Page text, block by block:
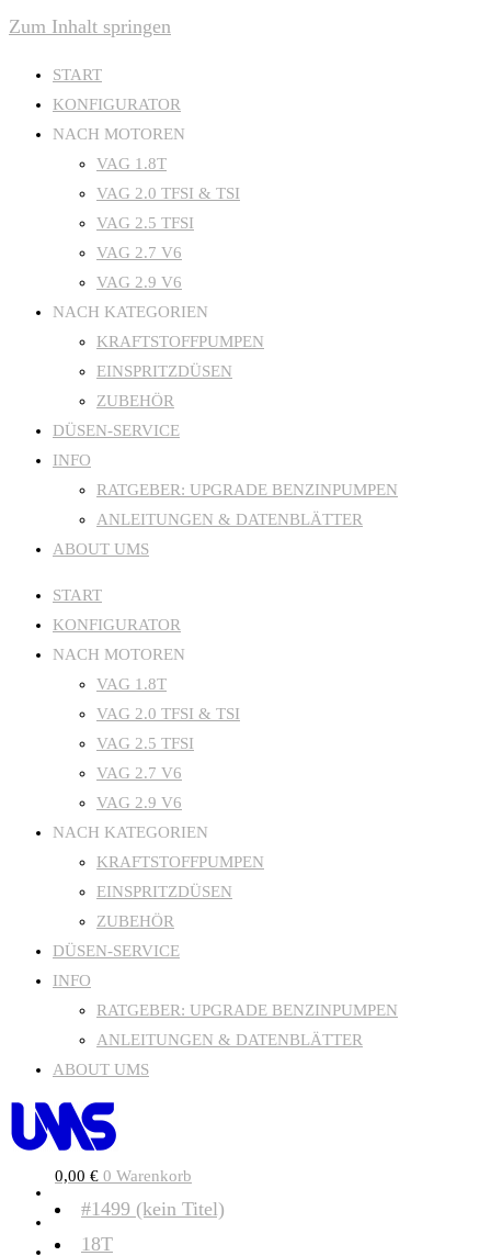
Zum Inhalt springen
START
KONFIGURATOR
NACH MOTOREN
VAG 1.8T
VAG 2.0 TFSI & TSI
VAG 2.5 TFSI
VAG 2.7 V6
VAG 2.9 V6
NACH KATEGORIEN
KRAFTSTOFFPUMPEN
EINSPRITZDÜSEN
ZUBEHÖR
DÜSEN-SERVICE
INFO
RATGEBER: UPGRADE BENZINPUMPEN
ANLEITUNGEN & DATENBLÄTTER
ABOUT UMS
START
KONFIGURATOR
NACH MOTOREN
VAG 1.8T
VAG 2.0 TFSI & TSI
VAG 2.5 TFSI
VAG 2.7 V6
VAG 2.9 V6
NACH KATEGORIEN
KRAFTSTOFFPUMPEN
EINSPRITZDÜSEN
ZUBEHÖR
DÜSEN-SERVICE
INFO
RATGEBER: UPGRADE BENZINPUMPEN
ANLEITUNGEN & DATENBLÄTTER
ABOUT UMS
0,00 € 0 Warenkorb
#1499 (kein Titel)
18T